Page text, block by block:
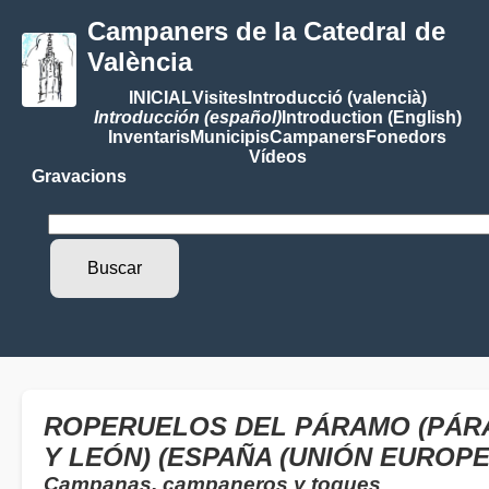
Campaners de la Catedral de
València
INICIALVisitesIntroducció (valencià)
Introducción (español)Introduction (English)
InventarisMunicipisCampanersFonedors
Vídeos
Gravacions
ROPERUELOS DEL PÁRAMO
Y LEÓN) (ESPAÑA (UNIÓN
Campanas, campaneros y toques